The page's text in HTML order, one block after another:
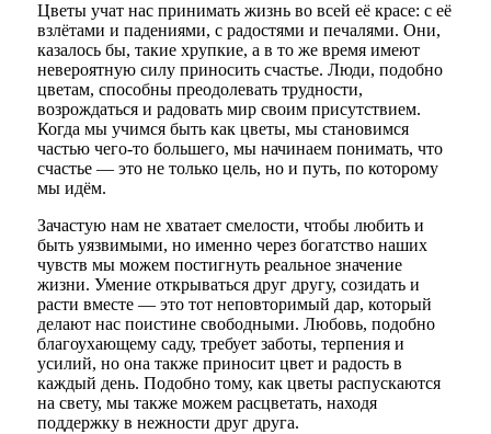
Цветы учат нас принимать жизнь во всей её красе: с её
взлётами и падениями, с радостями и печалями. Они,
казалось бы, такие хрупкие, а в то же время имеют
невероятную силу приносить счастье. Люди, подобно
цветам, способны преодолевать трудности,
возрождаться и радовать мир своим присутствием.
Когда мы учимся быть как цветы, мы становимся
частью чего-то большего, мы начинаем понимать, что
счастье — это не только цель, но и путь, по которому
мы идём.
Зачастую нам не хватает смелости, чтобы любить и
быть уязвимыми, но именно через богатство наших
чувств мы можем постигнуть реальное значение
жизни. Умение открываться друг другу, созидать и
расти вместе — это тот неповторимый дар, который
делают нас поистине свободными. Любовь, подобно
благоухающему саду, требует заботы, терпения и
усилий, но она также приносит цвет и радость в
каждый день. Подобно тому, как цветы распускаются
на свету, мы также можем расцветать, находя
поддержку в нежности друг друга.